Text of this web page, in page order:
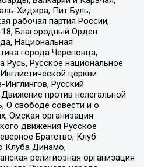
Хиджра, Пит Буль,
рабочая партия России,
Благородный Орден
Национальная
города Череповца,
Русское национальное
церкви
Русский
против нелегальной
О свободе совести и о
Омская организация
движения Русское
Братство, Клуб
Клуба Динамо,
религиозная организация